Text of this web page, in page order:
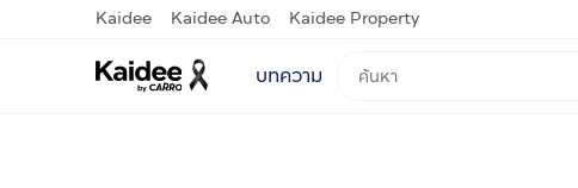
Kaidee Kaidee Auto Kaidee Property
บทความ